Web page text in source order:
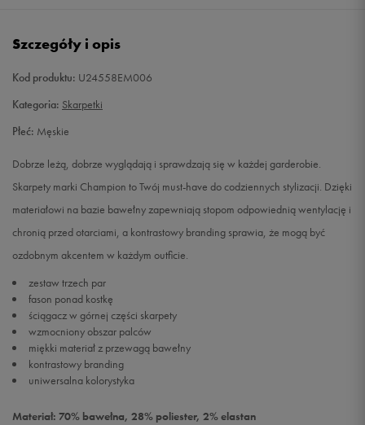
Szczegóły i opis
Kod produktu: U24558EM006
Kategoria: Skarpetki
Płeć: Męskie
Dobrze leżą, dobrze wyglądają i sprawdzają się w każdej garderobie.
Skarpety marki Champion to Twój must-have do codziennych stylizacji. Dzięki
materiałowi na bazie bawełny zapewniają stopom odpowiednią wentylację i
chronią przed otarciami, a kontrastowy branding sprawia, że mogą być
ozdobnym akcentem w każdym outficie.
zestaw trzech par
fason ponad kostkę
ściągacz w górnej części skarpety
wzmocniony obszar palców
miękki materiał z przewagą bawełny
kontrastowy branding
uniwersalna kolorystyka
Materiał: 70% bawełna, 28% poliester, 2% elastan